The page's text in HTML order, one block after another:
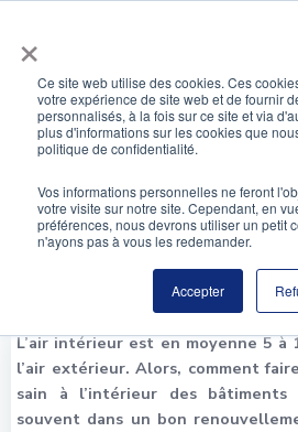
×
Ce site web utilise des cookies. Ces
votre expérience de site web et de fournir
personnalisés, à la fois sur ce site et via
plus d'informations sur les cookies que
politique de confidentialité.
Vos informations personnelles ne feront
votre visite sur notre site. Cependant, en
préférences, nous devrons utiliser un petit
n'ayons pas à vous les redemander.
Accepter
Renouvellement de l’air,
bâtiment
L’air intérieur est en moyenne 5
l’air extérieur. Alors, comment
sain à l’intérieur des
souvent dans un bon